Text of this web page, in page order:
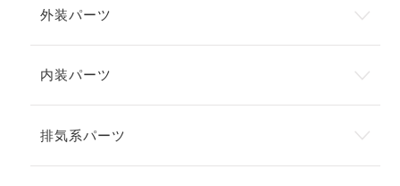
外装パーツ
内装パーツ
排気系パーツ